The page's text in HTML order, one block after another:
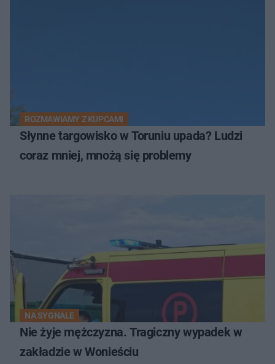
ROZMAWIAMY Z KUPCAMI
Słynne targowisko w Toruniu upada? Ludzi
coraz mniej, mnożą się problemy
NA SYGNALE
Nie żyje mężczyzna. Tragiczny wypadek w
zakładzie w Wonieściu